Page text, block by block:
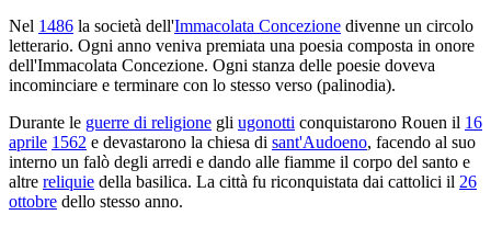
Nel 1486 la società dell'Immacolata Concezione divenne un circolo
letterario. Ogni anno veniva premiata una poesia composta in onore
dell'Immacolata Concezione. Ogni stanza delle poesie doveva
incominciare e terminare con lo stesso verso (palinodia).
Durante le guerre di religione gli ugonotti conquistarono Rouen il 16
aprile 1562 e devastarono la chiesa di sant'Audoeno, facendo al suo
interno un falò degli arredi e dando alle fiamme il corpo del santo e
altre reliquie della basilica. La città fu riconquistata dai cattolici il 26
ottobre dello stesso anno.